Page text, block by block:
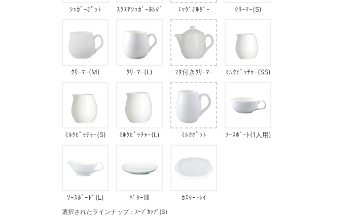
ｼｭｶﾞｰﾎﾟｯﾄ
ｽｸｴｱｼｭｶﾞｰﾎﾙﾀﾞ
ｴｯｸﾞﾎﾙﾀﾞｰ ｸﾘｰﾏｰ(S)
ｸﾘｰﾏｰ(M) ｸﾘｰﾏｰ(L) ﾌﾀ付きｸﾘｰﾏｰ ﾐﾙｸﾋﾟｯﾁｬｰ(SS)
ﾐﾙｸﾋﾟｯﾁｬｰ(S) ﾐﾙｸﾋﾟｯﾁｬｰ(L) ﾐﾙｸﾎﾟｯﾄ ｿｰｽﾎﾞｰﾄ(1人用)
ｿｰｽﾎﾞｰﾄﾞ(L) ﾊﾞﾀｰ皿 ｶｽﾀｰﾄﾚｲ
選択されたラインナップ：ｽｰﾌﾟｶｯﾌﾟ(S)